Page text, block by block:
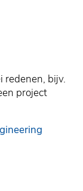
redenen, bijv.
project